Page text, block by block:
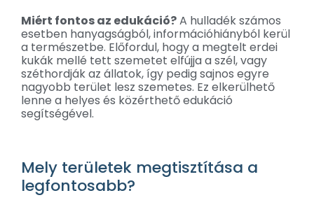
Miért fontos az edukáció?A hulladék számos
esetben hanyagságból, információhiányból kerül
a természetbe. Előfordul, hogy a megtelt erdei
kukák mellé tett szemetet elfújja a szél, vagy
széthordják az állatok, így pedig sajnos egyre
nagyobb terület lesz szemetes. Ez elkerülhető
lenne a helyes és közérthető edukáció
segítségével.
Mely területek megtisztítása a
legfontosabb?